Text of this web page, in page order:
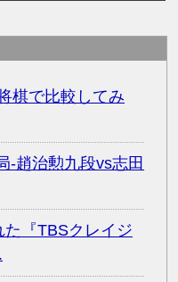
棋で比較してみ
-趙治勲九段vs志田
『TBSクレイジ